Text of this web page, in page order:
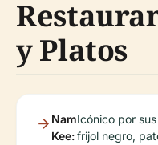
y Platos
Nam
Kee:
Icónico por
frijol negro,